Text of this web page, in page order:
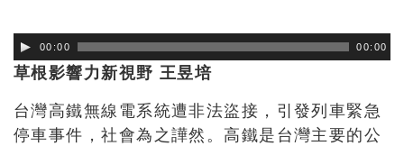
00:00 00:00
草根影響力新視野 王昱培
台灣高鐵無線電系統遭非法盜接，引發列車緊急
停車事件，社會為之譁然。高鐵是台灣主要的公